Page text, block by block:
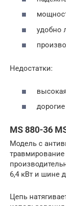
удобно
Недостатки:
MS 880-36
Модель с
травмирование
6,4 кВт и шине
Цепь